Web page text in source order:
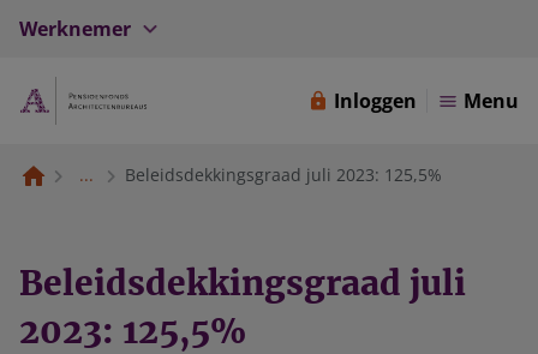
Werknemer
Inloggen Menu
... Beleidsdekkingsgraad juli 2023: 125,5%
Beleidsdekkingsgraad juli
2023: 125,5%